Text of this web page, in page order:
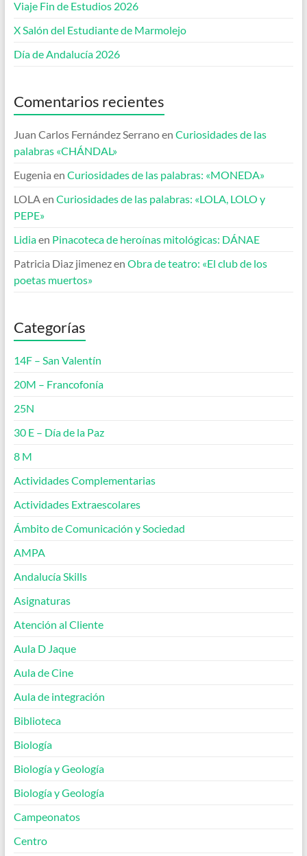
Viaje Fin de Estudios 2026
X Salón del Estudiante de Marmolejo
Día de Andalucía 2026
Comentarios recientes
Juan Carlos Fernández Serranoen Curiosidades de las
palabras «CHÁNDAL»
Eugenia en Curiosidades de las palabras: «MONEDA»
LOLAen Curiosidades de las palabras: «LOLA, LOLO y
PEPE»
Lidiaen Pinacoteca de heroínas mitológicas: DÁNAE
Patricia Diaz jimenezen Obra de teatro: «El club de los
poetas muertos»
Categorías
14F – San Valentín
20M – Francofonía
25N
30 E – Día de la Paz
8 M
Actividades Complementarias
Actividades Extraescolares
Ámbito de Comunicación y Sociedad
AMPA
Andalucía Skills
Asignaturas
Atención al Cliente
Aula D Jaque
Aula de Cine
Aula de integración
Biblioteca
Biología
Biología y Geología
Biología y Geología
Campeonatos
Centro